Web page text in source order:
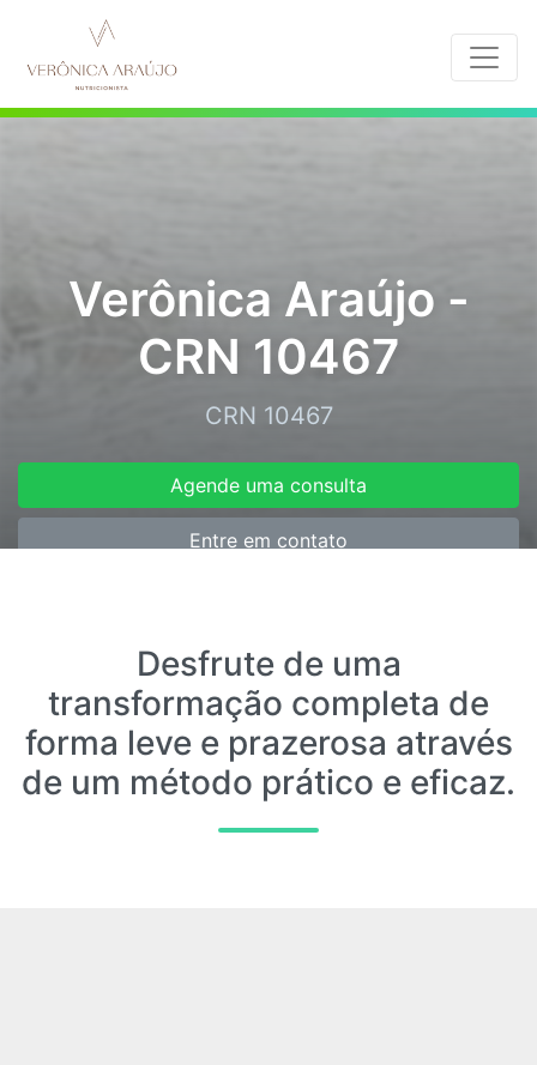
Verônica Araújo -
CRN 10467
CRN 10467
Agende uma consulta
Entre em contato
Desfrute de uma
transformação completa de
forma leve e prazerosa através
de um método prático e eficaz.